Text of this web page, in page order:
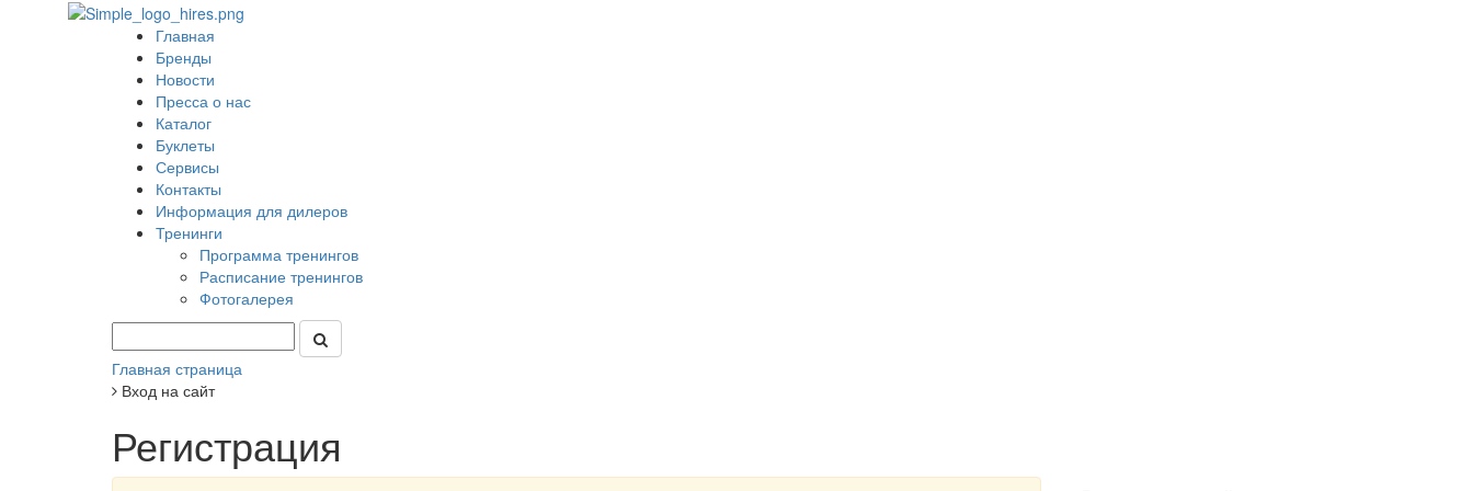
Главная
Бренды
Новости
Пресса о нас
Каталог
Буклеты
Сервисы
Контакты
Информация для дилеров
Тренинги
Программа тренингов
Расписание тренингов
Фотогалерея
Главная страница
Вход на сайт
Регистрация